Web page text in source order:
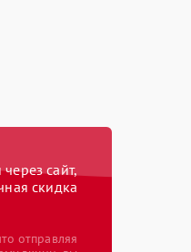
сайт,
скидка
отправляя